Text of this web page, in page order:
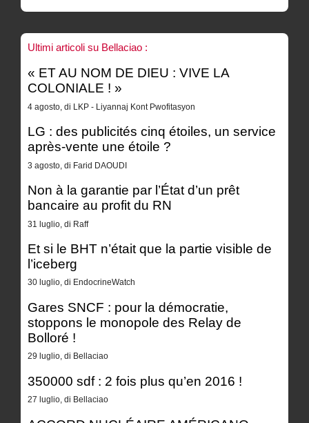
Ultimi articoli su Bellaciao :
« ET AU NOM DE DIEU : VIVE LA
COLONIALE ! »
4 agosto, di LKP - Liyannaj Kont Pwofitasyon
LG : des publicités cinq étoiles, un service
après-vente une étoile ?
3 agosto, di Farid DAOUDI
Non à la garantie par l’État d’un prêt
bancaire au profit du RN
31 luglio, di Raff
Et si le BHT n’était que la partie visible de
l’iceberg
30 luglio, di EndocrineWatch
Gares SNCF : pour la démocratie,
stoppons le monopole des Relay de
Bolloré !
29 luglio, di Bellaciao
350000 sdf : 2 fois plus qu’en 2016 !
27 luglio, di Bellaciao